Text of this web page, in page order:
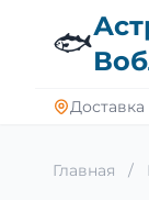
🐟
Доставка
Главная /